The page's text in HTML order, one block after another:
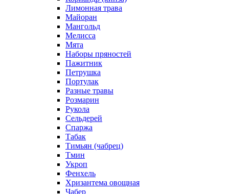
Лимонная трава
Майоран
Мангольд
Мелисса
Мята
Наборы пряностей
Пажитник
Петрушка
Портулак
Разные травы
Розмарин
Рукола
Сельдерей
Спаржа
Табак
Тимьян (чабрец)
Тмин
Укроп
Фенхель
Хризантема овощная
Чабер